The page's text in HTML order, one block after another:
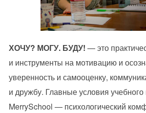
ХОЧУ? МОГУ. БУДУ! — это
и инструменты на мотивацию и
уверенность и самооценку,
и дружбу. Главные условия учебного
MerrySchool — психологический